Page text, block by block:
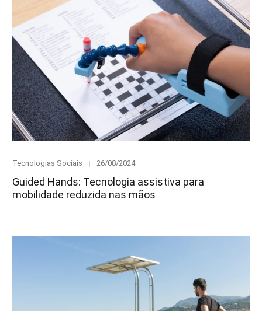
Category
Tecnologias Sociais
Posted
26/08/2024
Guided Hands: Tecnologia assistiva para
mobilidade reduzida nas mãos